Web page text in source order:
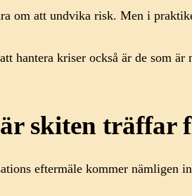
om att undvika risk. Men i
hantera kriser också är de som
skiten träffar
eftermäle kommer nämligen